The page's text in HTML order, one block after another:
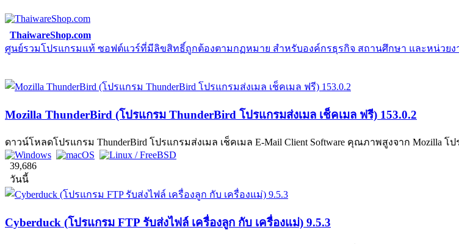
ThaiwareShop.com
ศูนย์รวมโปรแกรมแท้ ซอฟต์แวร์ที่มีลิขสิทธิ์ถูกต้องตามกฏหมาย สำหรับองค์กรธุรกิจ สถานศึกษา และหน่วย
Mozilla ThunderBird (โปรแกรม ThunderBird โปรแกรมส่งเมล เช็คเมล ฟรี) 153.0.2
ดาวน์โหลดโปรแกรม ThunderBird โปรแกรมส่งเมล เช็คเมล E-Mail Client Software คุณภาพสูงจาก Mozilla
39,686
วันนี้
Cyberduck (โปรแกรม FTP รับส่งไฟล์ เครื่องลูก กับ เครื่องแม่) 9.5.3